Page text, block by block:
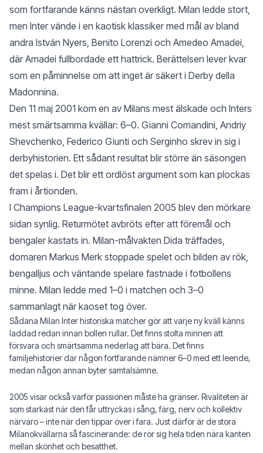
som fortfarande känns nästan overkligt. Milan ledde stort,
men Inter vände i en kaotisk klassiker med mål av bland
andra István Nyers, Benito Lorenzi och Amedeo Amadei,
där Amadei fullbordade ett hattrick. Berättelsen lever kvar
som en påminnelse om att inget är säkert i Derby della
Madonnina.
Den 11 maj 2001 kom en av Milans mest älskade och Inters
mest smärtsamma kvällar: 6–0. Gianni Comandini, Andriy
Shevchenko, Federico Giunti och Serginho skrev in sig i
derbyhistorien. Ett sådant resultat blir större än säsongen
det spelas i. Det blir ett ordlöst argument som kan plockas
fram i årtionden.
I Champions League-kvartsfinalen 2005 blev den mörkare
sidan synlig. Returmötet avbröts efter att föremål och
bengaler kastats in. Milan-målvakten Dida träffades,
domaren Markus Merk stoppade spelet och bilden av rök,
bengalljus och väntande spelare fastnade i fotbollens
minne. Milan ledde med 1–0 i matchen och 3–0
sammanlagt när kaoset tog över.
Sådana Milan Inter historiska matcher gör att varje ny kväll känns
laddad redan innan bollen rullar. Det finns stolta minnen att
försvara och smärtsamma nederlag att bära. Det finns
familjehistorier där någon fortfarande nämner 6–0 med ett leende,
medan någon annan byter samtalsämne.
2005 visar också varför passionen måste ha gränser. Rivaliteten är
som starkast när den får uttryckas i sång, färg, nerv och kollektiv
närvaro – inte när den tippar över i fara. Just därför är de stora
Milanokvällarna så fascinerande: de rör sig hela tiden nära kanten
mellan skönhet och besatthet.